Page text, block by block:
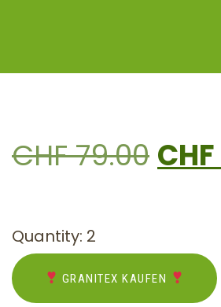
CHF79.00 CHF
Quantity: 2
GRANITEX KAUFEN